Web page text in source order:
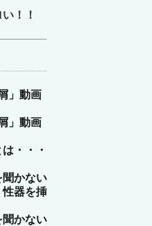
！！
」動画
」動画
・・・
聞かない
性器を挿
聞かない